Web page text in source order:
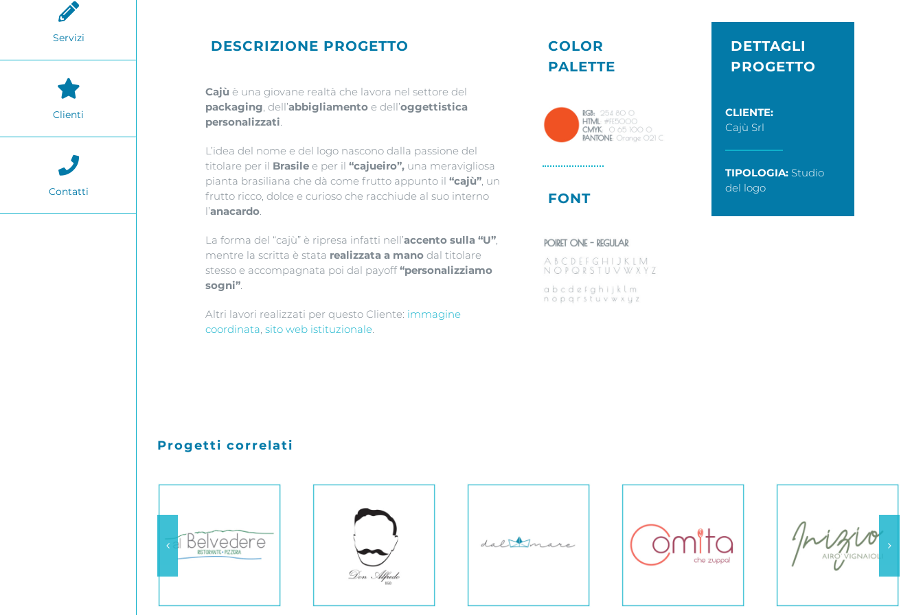
Servizi
Clienti
Contatti
DESCRIZIONE PROGETTO
Cajù è una giovane realtà che lavora nel settore del
packaging, dell’abbigliamento e dell’oggettistica
personalizzati.
L’idea del nome e del logo nascono dalla passione del
titolare per il Brasile e per il “cajueiro”, una meravigliosa
pianta brasiliana che dà come frutto appunto il “cajù”, un
frutto ricco, dolce e curioso che racchiude al suo interno
l’anacardo.
La forma del “cajù” è ripresa infatti nell’accento sulla “U”,
mentre la scritta è stata realizzata a mano dal titolare
stesso e accompagnata poi dal payoff“personalizziamo
sogni”.
Altri lavori realizzati per questo Cliente: immagine
coordinata, sito web istituzionale.
COLOR
PALETTE
FONT
DETTAGLI
PROGETTO
CLIENTE:
Cajù Srl
TIPOLOGIA: Studio
del logo
Progetti correlati